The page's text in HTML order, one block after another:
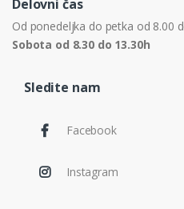
Delovni čas
Od ponedeljka do petka od 8.00
Sobota od 8.30 do 13.30h
Sledite nam
Facebook
Instagram